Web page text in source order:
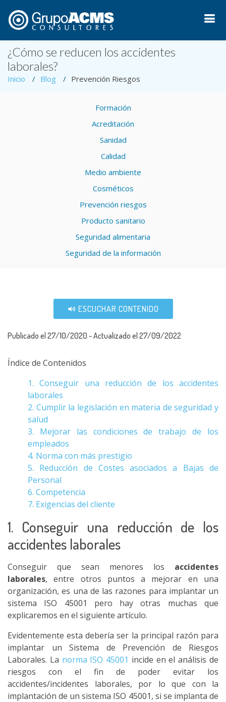
¿Cómo se reducen los accidentes
laborales?
Inicio Blog Prevención Riesgos
Formación
Acreditación
Sanidad
Calidad
Medio ambiente
Cosméticos
Prevención riesgos
Producto sanitario
Seguridad alimentaria
Seguridad de la información
ESCUCHAR CONTENIDO
Publicado el 27/10/2020 - Actualizado el 27/09/2022
Índice de Contenidos
1. Conseguir una reducción de los accidentes
laborales
2. Cumplir la legislación en materia de seguridad y
salud
3. Mejorar las condiciones de trabajo de los
empleados
4. Norma con más prestigio
5. Reducción de Costes asociados a Bajas de
Personal
6. Competencia
7. Exigencias del cliente
1. Conseguir una reducción de los
accidentes laborales
Conseguir que sean menores los accidentes
laborales, entre otros puntos a mejorar en una
organización, es una de las razones para implantar un
sistema ISO 45001 pero hay otras muchas que
explicaremos en el siguiente artículo.
Evidentemente esta debería ser la principal razón para
implantar un Sistema de Prevención de Riesgos
Laborales. La norma ISO 45001 incide en el análisis de
riesgos con el fin de poder evitar los
accidentes/incidentes laborales, por lo que con la
implantación de un sistema ISO 45001, si se implanta de